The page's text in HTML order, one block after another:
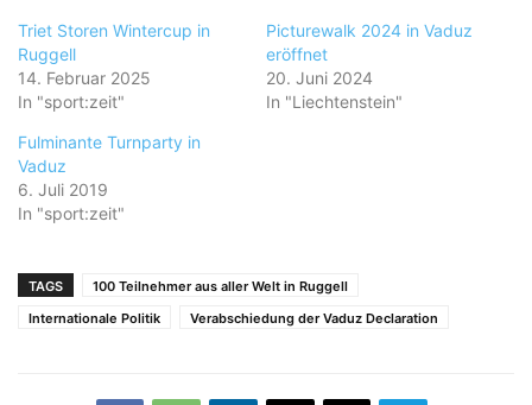
Triet Storen Wintercup in
Ruggell
14. Februar 2025
In "sport:zeit"
Picturewalk 2024 in Vaduz
eröffnet
20. Juni 2024
In "Liechtenstein"
Fulminante Turnparty in
Vaduz
6. Juli 2019
In "sport:zeit"
TAGS
100 Teilnehmer aus aller Welt in Ruggell
Internationale Politik
Verabschiedung der Vaduz Declaration